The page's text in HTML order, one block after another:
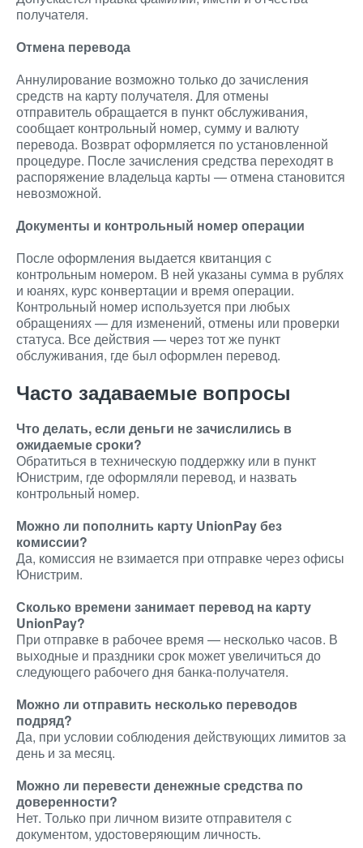
получателя.
Отмена перевода
Аннулирование возможно только до зачисления
средств на карту получателя. Для отмены
отправитель обращается в пункт обслуживания,
сообщает контрольный номер, сумму и валюту
перевода. Возврат оформляется по установленной
процедуре. После зачисления средства переходят в
распоряжение владельца карты — отмена становится
невозможной.
Документы и контрольный номер операции
После оформления выдается квитанция с
контрольным номером. В ней указаны сумма в рублях
и юанях, курс конвертации и время операции.
Контрольный номер используется при любых
обращениях — для изменений, отмены или проверки
статуса. Все действия — через тот же пункт
обслуживания, где был оформлен перевод.
Часто задаваемые вопросы
Что делать, если деньги не зачислились в
ожидаемые сроки?
Обратиться в техническую поддержку или в пункт
Юнистрим, где оформляли перевод, и назвать
контрольный номер.
Можно ли пополнить карту UnionPay без
комиссии?
Да, комиссия не взимается при отправке через офисы
Юнистрим.
Сколько времени занимает перевод на карту
UnionPay?
При отправке в рабочее время — несколько часов. В
выходные и праздники срок может увеличиться до
следующего рабочего дня банка-получателя.
Можно ли отправить несколько переводов
подряд?
Да, при условии соблюдения действующих лимитов за
день и за месяц.
Можно ли перевести денежные средства по
доверенности?
Нет. Только при личном визите отправителя с
документом, удостоверяющим личность.